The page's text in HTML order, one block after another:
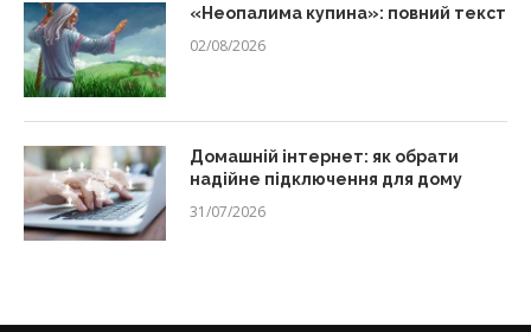
«Неопалима купина»: повний текст
02/08/2026
Домашній інтернет: як обрати
надійне підключення для дому
31/07/2026